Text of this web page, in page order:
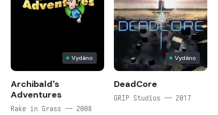
Vydáno
Archibald's
Adventures
Rake in Grass — 2008
Vydáno
DeadCore
GRIP Studios — 2017